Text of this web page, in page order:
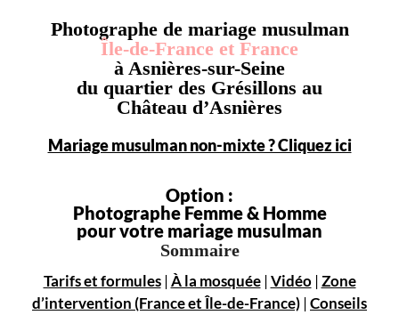
Photographe de mariage musulman
Île-de-France et France
à Asnières-sur-Seine
du quartier des Grésillons au
Château d’Asnières
Mariage musulman non-mixte ? Cliquez ici
Option :
Photographe Femme & Homme
pour votre mariage musulman
Sommaire
Tarifs et formules|À la mosquée|Vidéo|Zone
d’intervention (France et Île-de-France) |Conseils